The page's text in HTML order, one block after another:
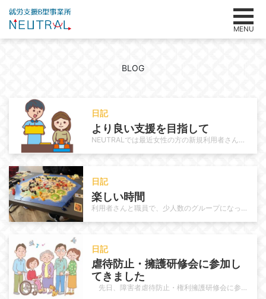
MENU
BLOG
日記
より良い支援を目指して
NEUTRALでは最近女性の方の新規利用者さんが増えてきています。 元々、軽作業では女性の方が多く、パソコン作業は男性が多い…
日記
楽しい時間
利用者さんと職員で、少人数のグループになってボードゲームを楽しむ時間をつくっています。テーブルを囲んでルールを確認しながらゆ…
日記
虐待防止・擁護研修会に参加し
てきました
先日、障害者虐待防止・権利擁護研修会に参加しました。 研修では、虐待は特別な状況だけで起こるものではなく、私…